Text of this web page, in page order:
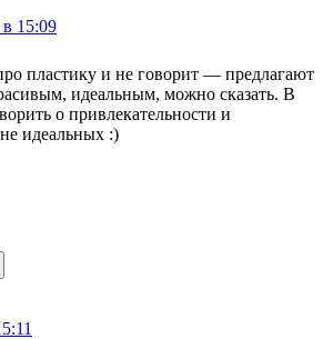
15:09
пластику и не говорит — предлагают
идеальным, можно сказать. В
о привлекательности и
идеальных :)